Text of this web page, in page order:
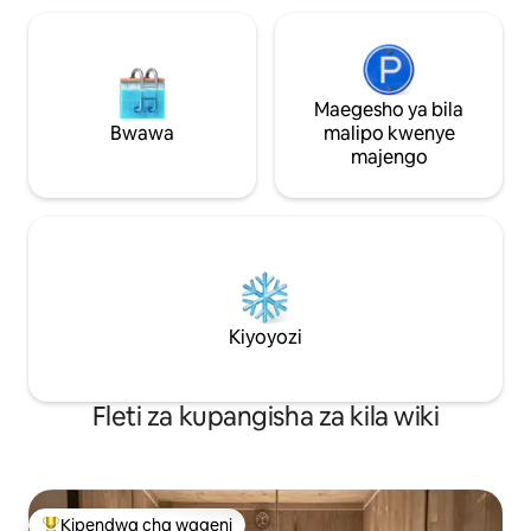
Bwawa
Maegesho ya bila
malipo kwenye
majengo
Kiyoyozi
Fleti za kupangisha za kila wiki
Kipendwa cha wageni